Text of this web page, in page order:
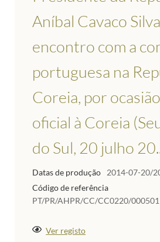
Aníbal Cavaco
encontro com a
portuguesa na
Coreia, por
oficial à Coreia
do Sul, 20 julho
Datas de produção
2014-07-20/
Código de referência
PT/PR/AHPR/CC/CC0220/000501
Ver registo